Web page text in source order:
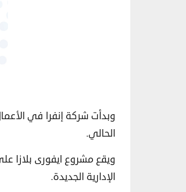
وبدأت شركة إنفرا في
الحالي.
الإدارية الجديدة.